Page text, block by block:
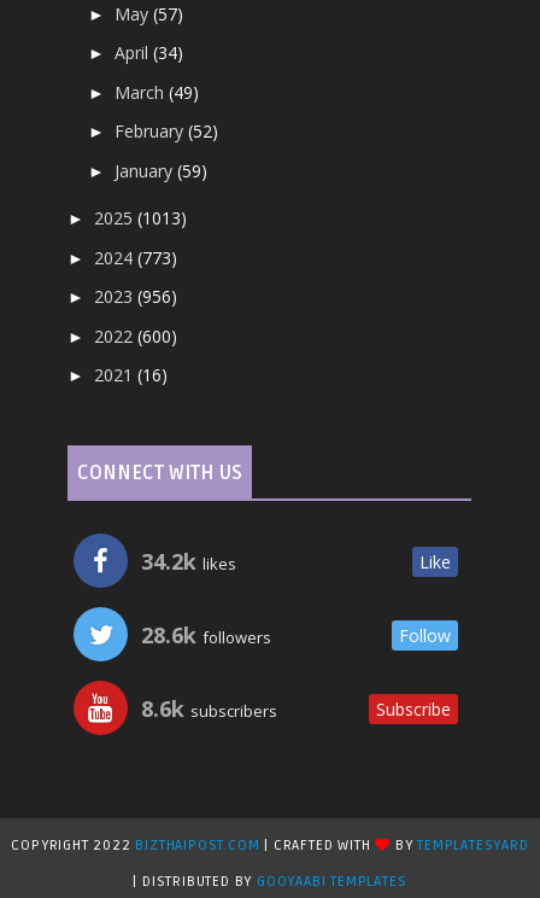
► May(57)
►April(34)
► March(49)
► February(52)
► January(59)
► 2025(1013)
► 2024(773)
► 2023(956)
► 2022(600)
► 2021(16)
CONNECT WITH US
34.2k likes Like
28.6k followers Follow
8.6k subscribers Subscribe
COPYRIGHT 2022 BIZTHAIPOST.COM | CRAFTED WITH BYTEMPLATESYARD
| DISTRIBUTED BY GOOYAABI TEMPLATES